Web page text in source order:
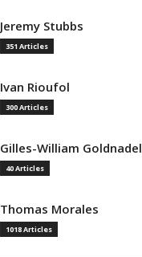
Jeremy Stubbs
351 Articles
Ivan Rioufol
300 Articles
Gilles-William Goldnadel
40 Articles
Thomas Morales
1018 Articles